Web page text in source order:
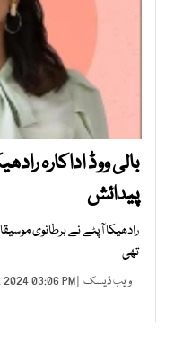
بالی ووڈ اداکارہ
پیدائش
تھی
ویب ڈیسک | DEC 14, 2024 03:06 PM |